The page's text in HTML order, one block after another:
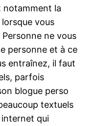
notamment la
vous
Personne ne vous
personne et à ce
entraînez, il faut
parfois
blogue perso
textuels
qui